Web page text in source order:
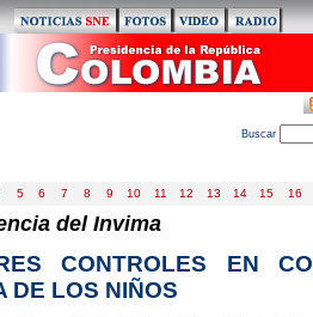
Buscar
5 6 7 8 9 10 11 12 13 14 15 16
del Invima
CONTROLES EN
DE LOS NIÑOS